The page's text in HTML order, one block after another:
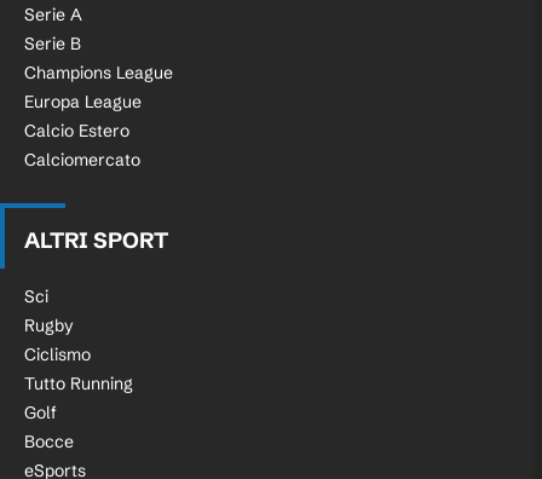
Serie A
Serie B
Champions League
Europa League
Calcio Estero
Calciomercato
ALTRI SPORT
Sci
Rugby
Ciclismo
Tutto Running
Golf
Bocce
eSports